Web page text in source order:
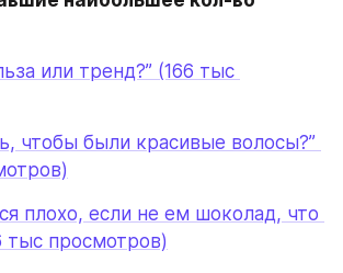
или тренд?” (166 тыс
чтобы были красивые волосы?”
плохо, если не ем шоколад, что
тыс просмотров)